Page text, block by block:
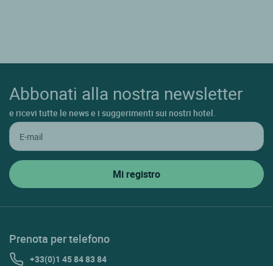
Abbonati alla nostra newsletter
e ricevi tutte le news e i suggerimenti sui nostri hotel.
Prenota per telefono
+33(0)1 45 84 83 84